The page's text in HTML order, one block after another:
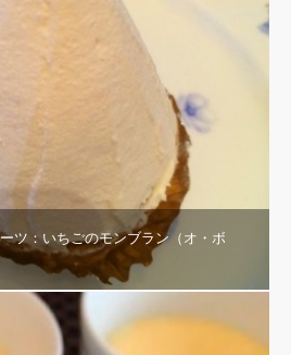
ツ：いちごのモンブラン（オ・ボ